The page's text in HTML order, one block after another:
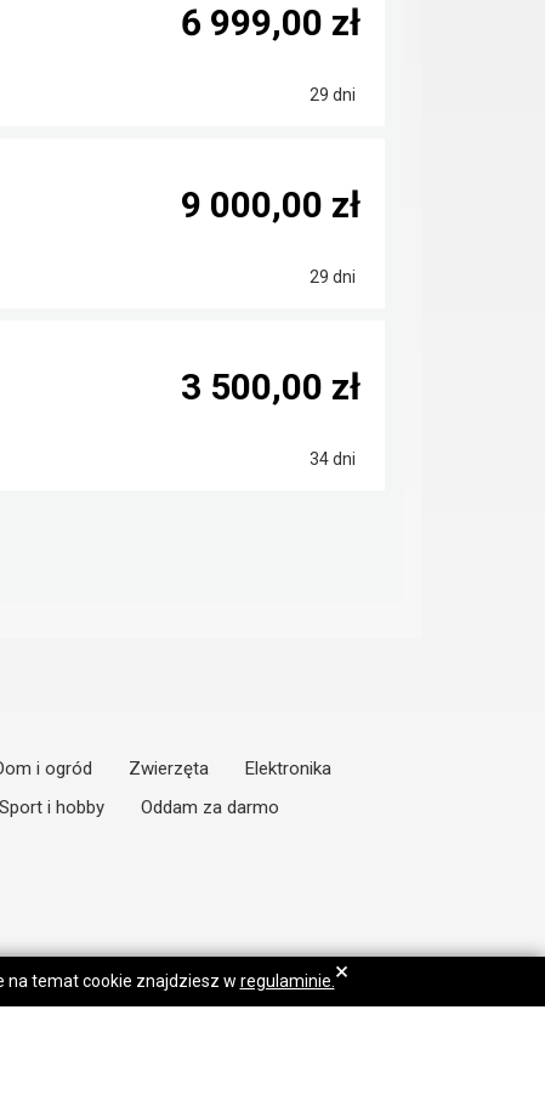
29 dni
6 999,00 zł
29 dni
9 000,00 zł
34 dni
3 500,00 zł
i ogród Zwierzęta
Elektronika
Sport i hobby
Oddam za darmo
na temat cookie znajdziesz w regulaminie. ×